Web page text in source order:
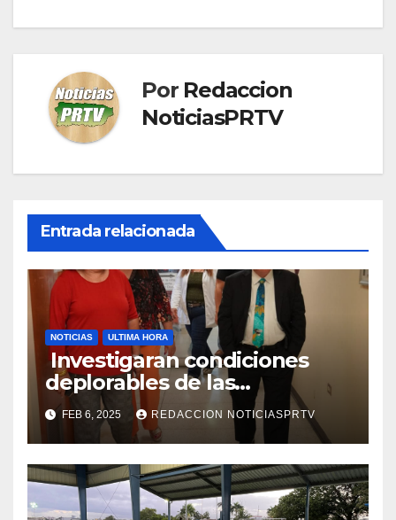
entradas
Por Redaccion
NoticiasPRTV
Entrada relacionada
NOTICIAS ULTIMA HORA
Investigaran condiciones
deplorables de las
facilidades el Departamento
de la Salud en Mayagüez
FEB 6, 2025 REDACCION NOTICIASPRTV